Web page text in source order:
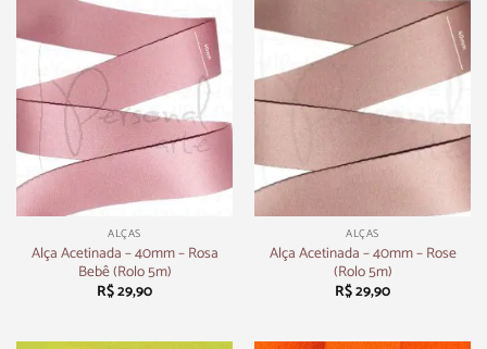
ALÇAS
Alça Acetinada – 40mm – Rosa
Bebê (Rolo 5m)
R$29,90
ALÇAS
Alça Acetinada – 40mm – Rose
(Rolo 5m)
R$29,90